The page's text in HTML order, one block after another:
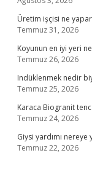
Üretim işçisi ne
Temmuz 31, 2026
Koyunun en iyi yeri
Temmuz 26, 2026
Indüklenmek nedir
Temmuz 25, 2026
Karaca Biogranit
Temmuz 24, 2026
Giysi yardımı
Temmuz 22, 2026